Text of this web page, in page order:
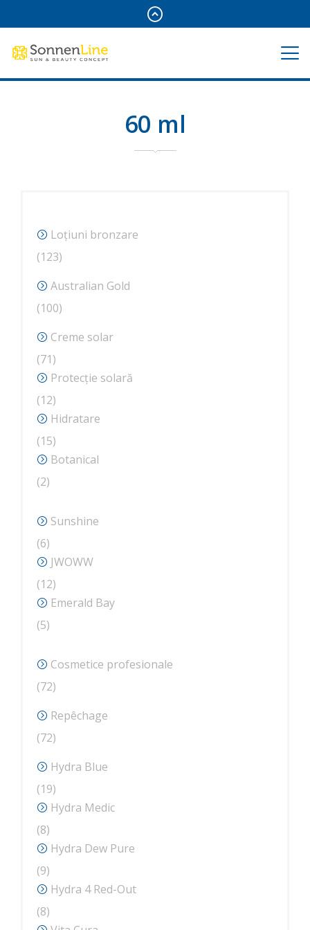
60 ml
Loțiuni bronzare
123123
produse
Australian Gold
100100
produse
Creme solar
7171
de
produse
Protecție solară
1212
produse
Hidratare
1515
produse
Botanical
22
Sunshine
66
produse
JWOWW
1212
produse
Emerald Bay
55
Cosmetice profesionale
7272
produse
Repêchage
7272
produse
Hydra Blue
1919
produse
Hydra Medic
88
produse
Hydra Dew Pure
99
produse
Hydra 4 Red-Out
88
produse